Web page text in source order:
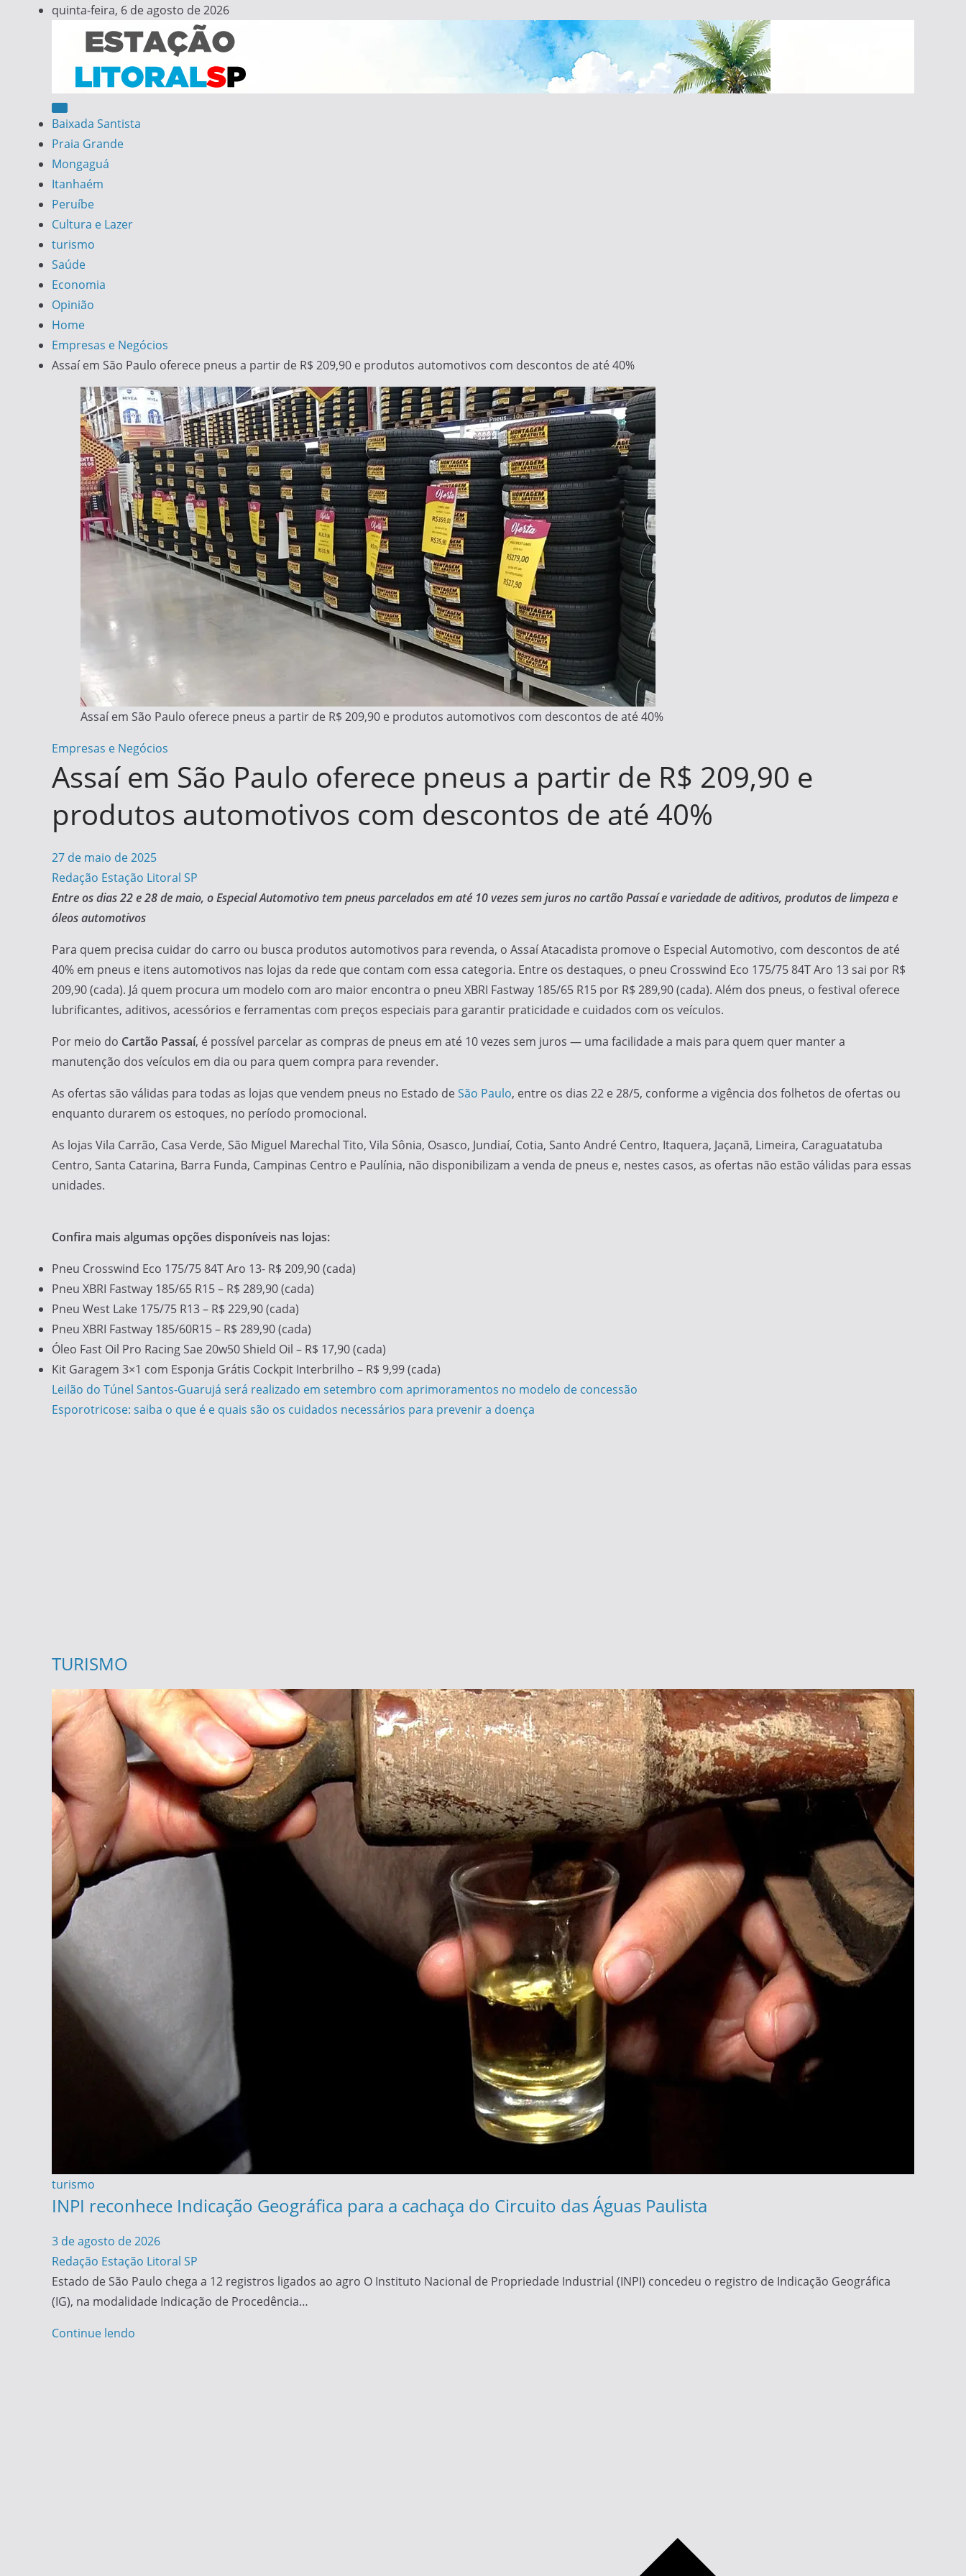
Skip
content
quinta-feira, 6 de agosto de 2026
Estação Litoral SP
Notícias da Baixada Santista
Baixada Santista
Praia Grande
Mongaguá
Itanhaém
Peruíbe
Cultura e Lazer
turismo
Saúde
Economia
Opinião
Home
Empresas e Negócios
Assaí em São Paulo oferece pneus a partir de R$ 209,90 e produtos automotivos com descontos de até 40%
Assaí em São Paulo oferece pneus a partir de R$ 209,90 e produtos automotivos com descontos de até 40%
Empresas e Negócios
Assaí em São Paulo oferece pneus a partir de R$ 209,90 e
produtos automotivos com descontos de até 40%
27 de maio de 2025
Redação Estação Litoral SP
Entre os dias 22 e 28 de maio, o Especial Automotivo tem pneus parcelados em até 10 vezes sem juros no cartão Passaí e variedade de aditivos, produtos de limpeza e
óleos automotivos
Para quem precisa cuidar do carro ou busca produtos automotivos para revenda, o Assaí Atacadista promove o Especial Automotivo, com descontos de até
40% em pneus e itens automotivos nas lojas da rede que contam com essa categoria. Entre os destaques, o pneu Crosswind Eco 175/75 84T Aro 13 sai por R$
209,90 (cada). Já quem procura um modelo com aro maior encontra o pneu XBRI Fastway 185/65 R15 por R$ 289,90 (cada). Além dos pneus, o festival oferece
lubrificantes, aditivos, acessórios e ferramentas com preços especiais para garantir praticidade e cuidados com os veículos.
Por meio do Cartão Passaí, é possível parcelar as compras de pneus em até 10 vezes sem juros — uma facilidade a mais para quem quer manter a
manutenção dos veículos em dia ou para quem compra para revender.
As ofertas são válidas para todas as lojas que vendem pneus no Estado deSão Paulo, entre os dias 22 e 28/5, conforme a vigência dos folhetos de ofertas ou
enquanto durarem os estoques, no período promocional.
As lojas Vila Carrão, Casa Verde, São Miguel Marechal Tito, Vila Sônia, Osasco, Jundiaí, Cotia, Santo André Centro, Itaquera, Jaçanã, Limeira, Caraguatatuba
Centro, Santa Catarina, Barra Funda, Campinas Centro e Paulínia, não disponibilizam a venda de pneus e, nestes casos, as ofertas não estão válidas para essas
unidades.
Confira mais algumas opções disponíveis nas lojas:
Pneu Crosswind Eco 175/75 84T Aro 13- R$ 209,90 (cada)
Pneu XBRI Fastway 185/65 R15 – R$ 289,90 (cada)
Pneu West Lake 175/75 R13 – R$ 229,90 (cada)
Pneu XBRI Fastway 185/60R15 – R$ 289,90 (cada)
Óleo Fast Oil Pro Racing Sae 20w50 Shield Oil – R$ 17,90 (cada)
Kit Garagem 3×1 com Esponja Grátis Cockpit Interbrilho – R$ 9,99 (cada)
Navegação
de
Leilão do Túnel Santos-Guarujá será realizado em setembro com aprimoramentos no modelo de concessão
Esporotricose: saiba o que é e quais são os cuidados necessários para prevenir a doença
TURISMO
turismo
INPI reconhece Indicação Geográfica para a cachaça do Circuito das Águas Paulista
3 de agosto de 2026
Redação Estação Litoral SP
Estado de São Paulo chega a 12 registros ligados ao agro O Instituto Nacional de Propriedade Industrial (INPI) concedeu o registro de Indicação Geográfica
(IG), na modalidade Indicação de Procedência…
Continue lendo